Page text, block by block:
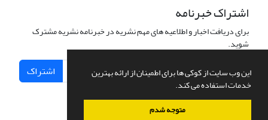
این وب سایت از کوکی ها برای اطمینان از ارائه بهترین
خدمات استفاده می کند.
متوجه شدم
اشتراک خبرنامه
برای دریافت اخبار و اطلاعیه های مهم نشریه در خبرنامه نشریه مشترک
شوید.
اشتراک